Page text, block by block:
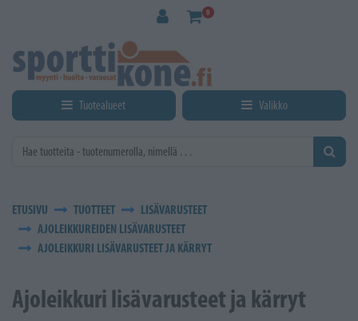
0
Tuotealueet Valikko
ETUSIVU TUOTTEET
LISÄVARUSTEET
AJOLEIKKUREIDEN LISÄVARUSTEET
AJOLEIKKURI LISÄVARUSTEET JA KÄRRYT
Ajoleikkuri lisävarusteet ja kärryt